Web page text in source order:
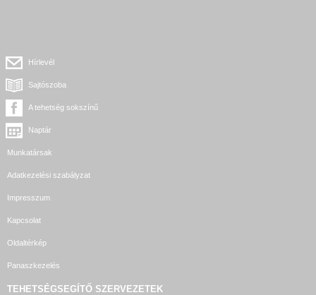
Hírlevél
Sajtószoba
A tehetség sokszínű
Naptár
Munkatársak
Adatkezelési szabályzat
Impresszum
Kapcsolat
Oldaltérkép
Panaszkezelés
TEHETSÉGSEGÍTŐ SZERVEZETEK